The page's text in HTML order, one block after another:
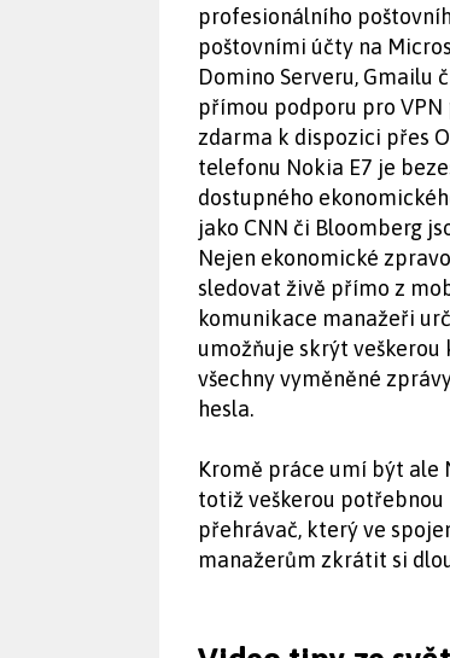
profesionálního
poštovními účty na
Domino Serveru, Gmailu
přímou podporu pro
zdarma k dispozici přes
telefonu Nokia E7 je
dostupného
jako CNN či Bloomberg
Nejen ekonomické
sledovat živě přímo z
komunikace manažeři
umožňuje skrýt
všechny vyměněné
hesla.
Kromě práce umí být ale
totiž veškerou
přehrávač, který ve
manažerům zkrátit si